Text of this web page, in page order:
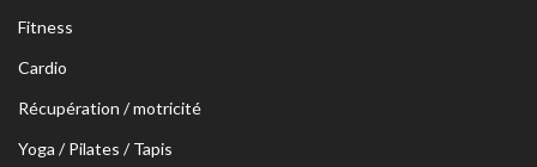
Fitness
Cardio
Récupération / motricité
Yoga / Pilates / Tapis